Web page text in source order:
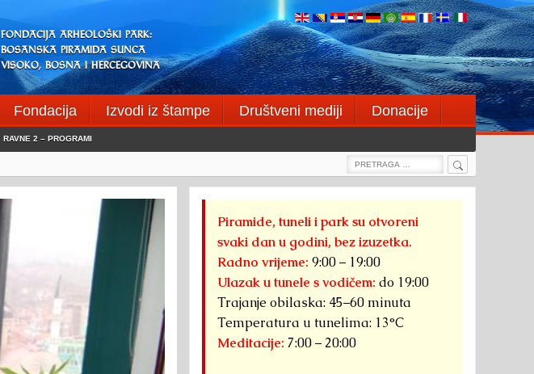
FONDACIJA ARHEOLOŠKI PARK:
BOSANSKA PIRAMIDA SUNCA
VISOKO, BOSNA I HERCEGOVINA
Fondacija Izvodi iz štampe Društveni mediji
Donacije
RAVNE 2 – PROGRAMI
Search
Search
Piramide, tuneli i park su otvoreni
svaki dan u godini, bez izuzetka.
Radno vrijeme: 9:00 – 19:00
Ulazak u tunele s vodičem: do 19:00
Trajanje obilaska: 45–60 minuta
Temperatura u tunelima: 13°C
Meditacije: 7:00 – 20:00